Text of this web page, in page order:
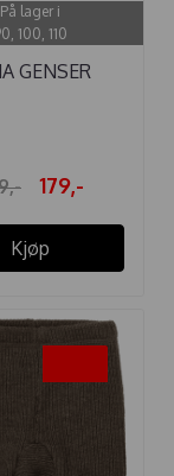
På lager i
100, 110
GENSER
179,-
Kjøp